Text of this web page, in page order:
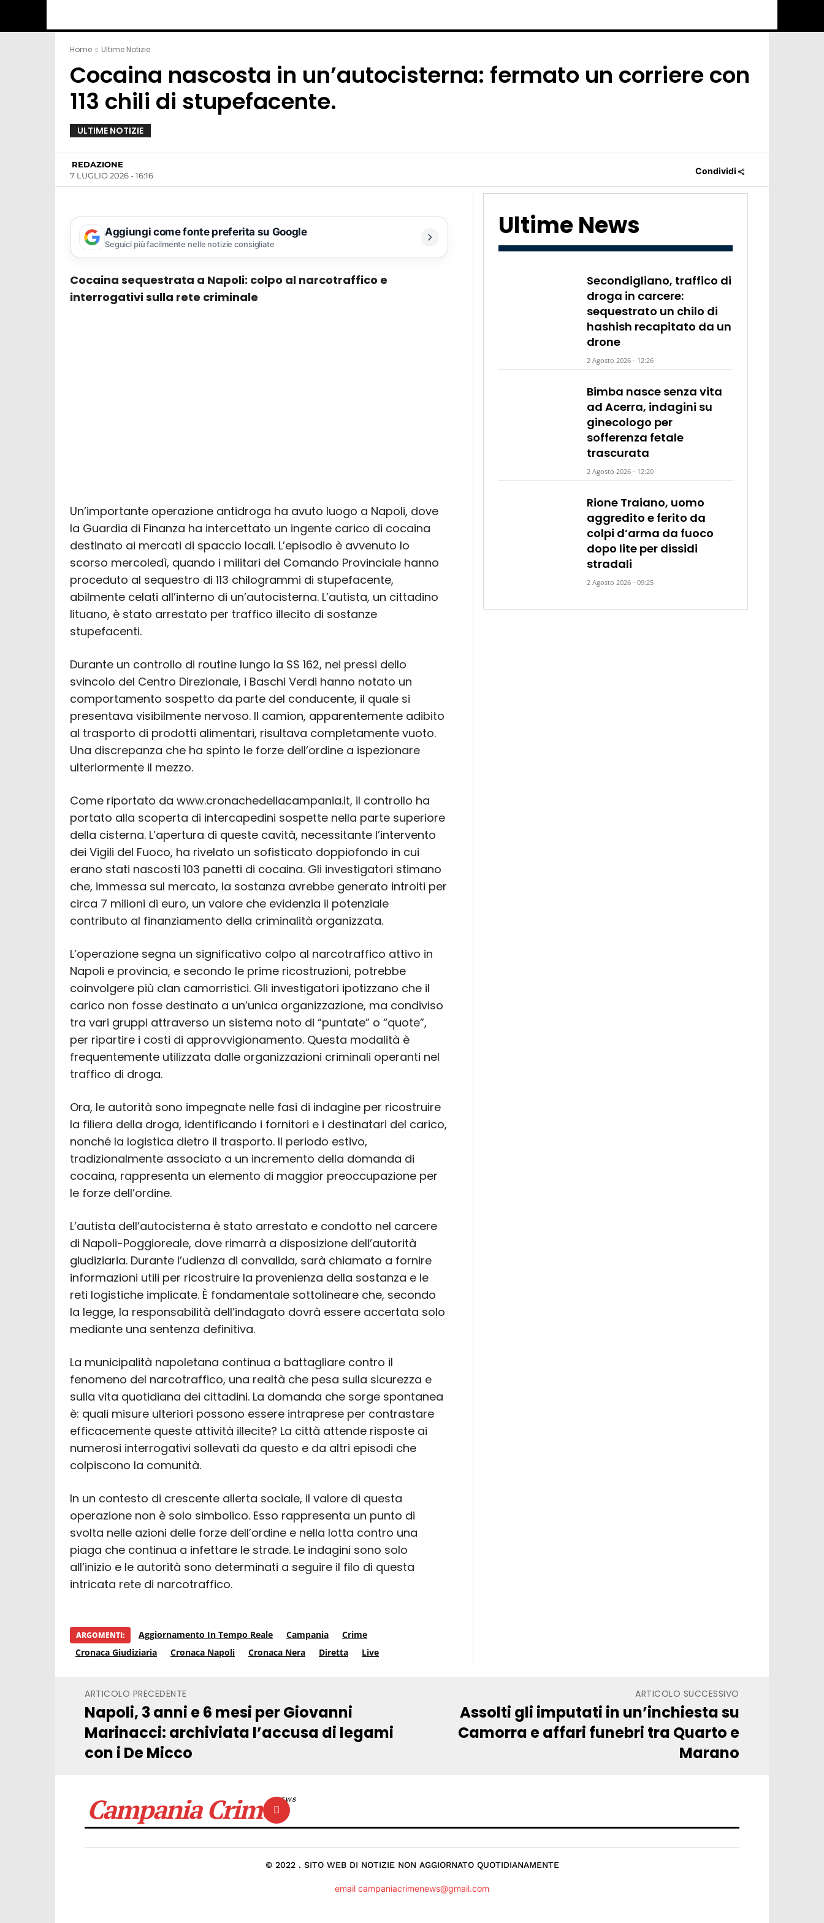
Home Ultime Notizie
Cocaina nascosta in un’autocisterna: fermato un corriere con
113 chili di stupefacente.
ULTIME NOTIZIE
REDAZIONE
7 LUGLIO 2026 - 16:16
Condividi
Ultime News
Secondigliano, traffico di
droga in carcere:
sequestrato un chilo di
hashish recapitato da un
drone
2 Agosto 2026 - 12:26
Bimba nasce senza vita
ad Acerra, indagini su
ginecologo per
sofferenza fetale
trascurata
2 Agosto 2026 - 12:20
Rione Traiano, uomo
aggredito e ferito da
colpi d’arma da fuoco
dopo lite per dissidi
stradali
2 Agosto 2026 - 09:25
Aggiungi come fonte preferita su Google
Seguici più facilmente nelle notizie consigliate
Cocaina sequestrata a Napoli: colpo al narcotraffico e
interrogativi sulla rete criminale
Un’importante operazione antidroga ha avuto luogo a Napoli, dove
la Guardia di Finanza ha intercettato un ingente carico di cocaina
destinato ai mercati di spaccio locali. L’episodio è avvenuto lo
scorso mercoledì, quando i militari del Comando Provinciale hanno
proceduto al sequestro di 113 chilogrammi di stupefacente,
abilmente celati all’interno di un’autocisterna. L’autista, un cittadino
lituano, è stato arrestato per traffico illecito di sostanze
stupefacenti.
Durante un controllo di routine lungo la SS 162, nei pressi dello
svincolo del Centro Direzionale, i Baschi Verdi hanno notato un
comportamento sospetto da parte del conducente, il quale si
presentava visibilmente nervoso. Il camion, apparentemente adibito
al trasporto di prodotti alimentari, risultava completamente vuoto.
Una discrepanza che ha spinto le forze dell’ordine a ispezionare
ulteriormente il mezzo.
Come riportato da www.cronachedellacampania.it, il controllo ha
portato alla scoperta di intercapedini sospette nella parte superiore
della cisterna. L’apertura di queste cavità, necessitante l’intervento
dei Vigili del Fuoco, ha rivelato un sofisticato doppiofondo in cui
erano stati nascosti 103 panetti di cocaina. Gli investigatori stimano
che, immessa sul mercato, la sostanza avrebbe generato introiti per
circa 7 milioni di euro, un valore che evidenzia il potenziale
contributo al finanziamento della criminalità organizzata.
L’operazione segna un significativo colpo al narcotraffico attivo in
Napoli e provincia, e secondo le prime ricostruzioni, potrebbe
coinvolgere più clan camorristici. Gli investigatori ipotizzano che il
carico non fosse destinato a un’unica organizzazione, ma condiviso
tra vari gruppi attraverso un sistema noto di “puntate” o “quote”,
per ripartire i costi di approvvigionamento. Questa modalità è
frequentemente utilizzata dalle organizzazioni criminali operanti nel
traffico di droga.
Ora, le autorità sono impegnate nelle fasi di indagine per ricostruire
la filiera della droga, identificando i fornitori e i destinatari del carico,
nonché la logistica dietro il trasporto. Il periodo estivo,
tradizionalmente associato a un incremento della domanda di
cocaina, rappresenta un elemento di maggior preoccupazione per
le forze dell’ordine.
L’autista dell’autocisterna è stato arrestato e condotto nel carcere
di Napoli-Poggioreale, dove rimarrà a disposizione dell’autorità
giudiziaria. Durante l’udienza di convalida, sarà chiamato a fornire
informazioni utili per ricostruire la provenienza della sostanza e le
reti logistiche implicate. È fondamentale sottolineare che, secondo
la legge, la responsabilità dell’indagato dovrà essere accertata solo
mediante una sentenza definitiva.
La municipalità napoletana continua a battagliare contro il
fenomeno del narcotraffico, una realtà che pesa sulla sicurezza e
sulla vita quotidiana dei cittadini. La domanda che sorge spontanea
è: quali misure ulteriori possono essere intraprese per contrastare
efficacemente queste attività illecite? La città attende risposte ai
numerosi interrogativi sollevati da questo e da altri episodi che
colpiscono la comunità.
In un contesto di crescente allerta sociale, il valore di questa
operazione non è solo simbolico. Esso rappresenta un punto di
svolta nelle azioni delle forze dell’ordine e nella lotta contro una
piaga che continua a infettare le strade. Le indagini sono solo
all’inizio e le autorità sono determinati a seguire il filo di questa
intricata rete di narcotraffico.
ARGOMENTI: Aggiornamento In Tempo Reale Campania
Crime
Cronaca Giudiziaria
Cronaca Napoli Cronaca Nera Diretta Live
ARTICOLO PRECEDENTE
Napoli, 3 anni e 6 mesi per Giovanni
Marinacci: archiviata l’accusa di legami
con i De Micco
ARTICOLO SUCCESSIVO
Assolti gli imputati in un’inchiesta su
Camorra e affari funebri tra Quarto e
Marano
Campania CrimeNEWS
© 2022 . SITO WEB DI NOTIZIE NON AGGIORNATO QUOTIDIANAMENTE
email campaniacrimenews@gmail.com